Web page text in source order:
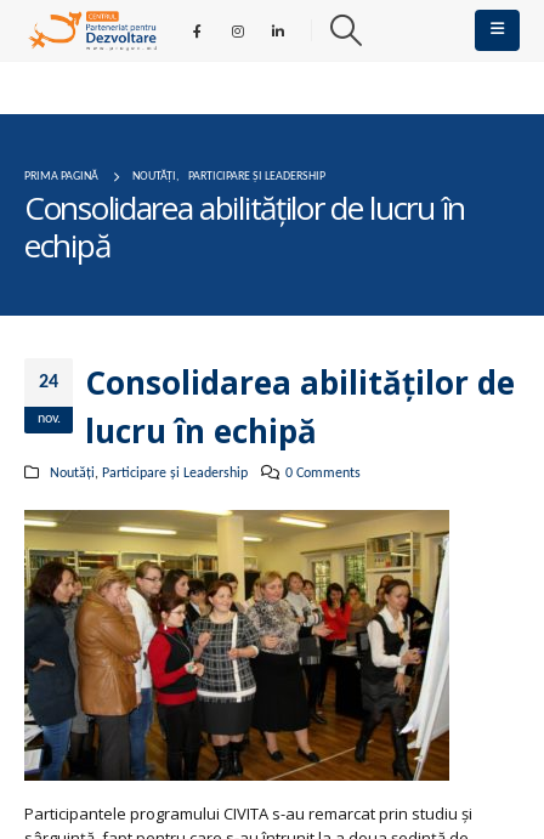
PRIMA PAGINĂ NOUTĂȚI , PARTICIPARE ȘI LEADERSHIP
Consolidarea abilităţilor de lucru în
echipă
24
nov.
Consolidarea abilităţilor de
lucru în echipă
Noutăți, Participare și Leadership 0 Comments
Participantele programului CIVITA s-au remarcat prin studiu și